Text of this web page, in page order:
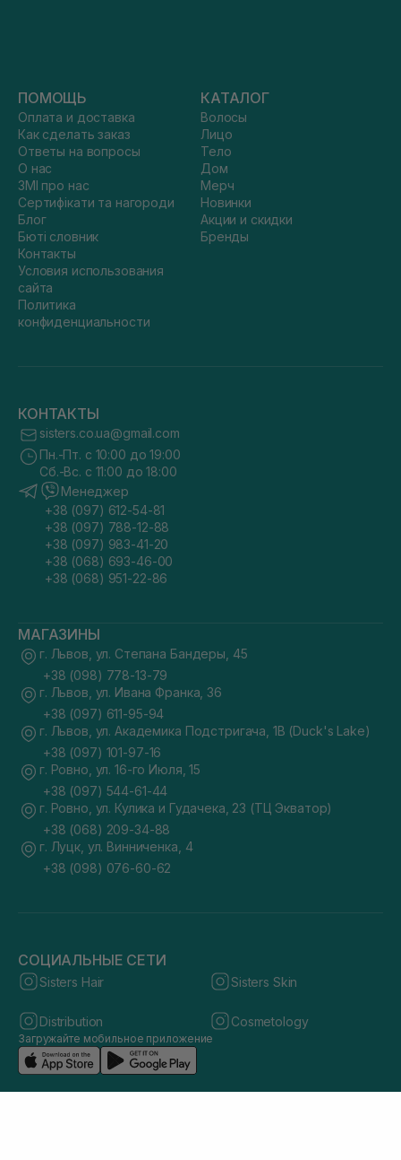
ПОМОЩЬ
Оплата и доставка
Как сделать заказ
Ответы на вопросы
О нас
ЗМІ про нас
Сертифікати та нагороди
Блог
Бюті словник
Контакты
Условия использования
сайта
Политика
конфиденциальности
КАТАЛОГ
Волосы
Лицо
Тело
Дом
Мерч
Новинки
Акции и скидки
Бренды
КОНТАКТЫ
sisters.co.ua@gmail.com
Пн.-Пт. с 10:00 до 19:00
Сб.-Вс. с 11:00 до 18:00
Менеджер
+38 (097) 612-54-81
+38 (097) 788-12-88
+38 (097) 983-41-20
+38 (068) 693-46-00
+38 (068) 951-22-86
МАГАЗИНЫ
г. Львов, ул. Степана Бандеры, 45
+38 (098) 778-13-79
г. Львов, ул. Ивана Франка, 36
+38 (097) 611-95-94
г. Львов, ул. Академика Подстригача, 1В (Duck's Lake)
+38 (097) 101-97-16
г. Ровно, ул. 16-го Июля, 15
+38 (097) 544-61-44
г. Ровно, ул. Кулика и Гудачека, 23 (ТЦ Экватор)
+38 (068) 209-34-88
г. Луцк, ул. Винниченка, 4
+38 (098) 076-60-62
СОЦИАЛЬНЫЕ СЕТИ
Sisters Hair Sisters Skin
Distribution Cosmetology
Загружайте мобильное приложение